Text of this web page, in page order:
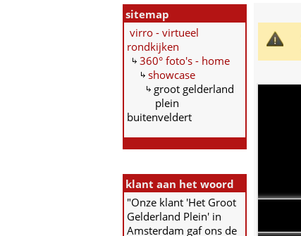
sitemap
virro - virtueel
rondkijken
360° foto's - home
showcase
groot gelderland
plein
buitenveldert
klant aan het woord
"Onze klant 'Het Groot
Gelderland Plein' in
Amsterdam gaf ons de